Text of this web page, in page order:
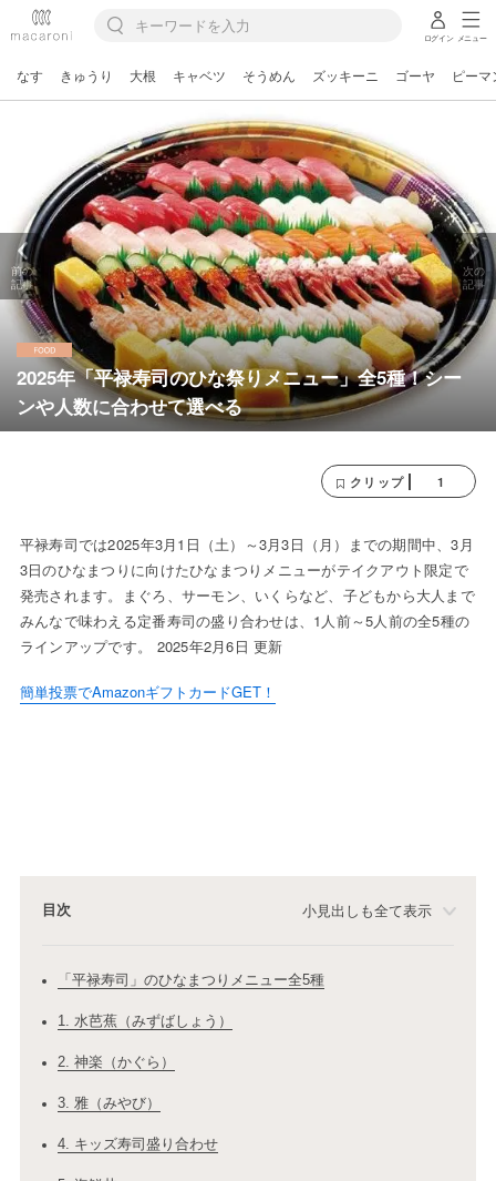
ログイン メニュー
なす きゅうり 大根 キャベツ そうめん ズッキーニ ゴーヤ ピーマ
2025年「平禄寿司のひな祭りメニュー」全5種！シー
ンや人数に合わせて選べる
前の
記事
次の
記事
クリップ 1
平禄寿司では2025年3月1日（土）～3月3日（月）までの期間中、3月
3日のひなまつりに向けたひなまつりメニューがテイクアウト限定で
発売されます。まぐろ、サーモン、いくらなど、子どもから大人まで
みんなで味わえる定番寿司の盛り合わせは、1人前～5人前の全5種の
ラインアップです。 2025年2月6日 更新
簡単投票でAmazonギフトカードGET！
目次 小見出しも全て表示
「平禄寿司」のひなまつりメニュー全5種
1. 水芭蕉（みずばしょう）
2. 神楽（かぐら）
3. 雅（みやび）
4. キッズ寿司盛り合わせ